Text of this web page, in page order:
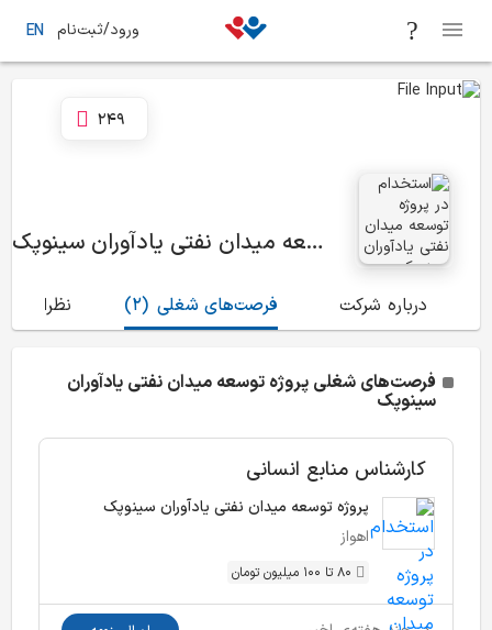
ورود/ثبت‌نام EN
پروژه توسعه میدان نفتی یادآوران سینوپک
249
درباره شرکت (2) فرصت‌های شغلی نظرات
فرصت‌های شغلی پروژه توسعه میدان نفتی یادآوران
سینوپک
کارشناس منابع انسانی
پروژه توسعه میدان نفتی یادآوران سینوپک
اهواز
80 تا 100 میلیون تومان